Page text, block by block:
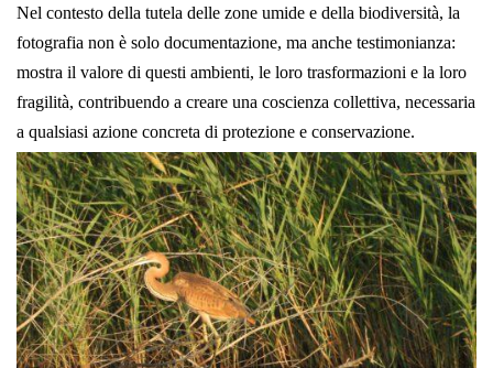
Nel contesto della tutela delle zone umide e della biodiversità, la
fotografia non è solo documentazione, ma anche testimonianza:
mostra il valore di questi ambienti, le loro trasformazioni e la loro
fragilità, contribuendo a creare una coscienza collettiva, necessaria
a qualsiasi azione concreta di protezione e conservazione.